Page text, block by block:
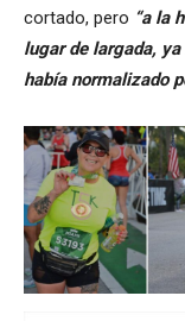
cortado, pero “a la
lugar de largada,
había normalizado